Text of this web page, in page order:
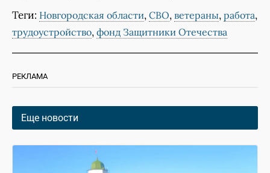
Теги: Новгородская области, СВО, ветераны, работа,
трудоустройство, фонд Защитники Отечества
РЕКЛАМА
Еще новости